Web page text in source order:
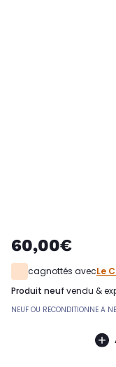
60,00€
cagnottés avecLe
produit neuf vendu &
NEUF OU RECONDITIONNE A